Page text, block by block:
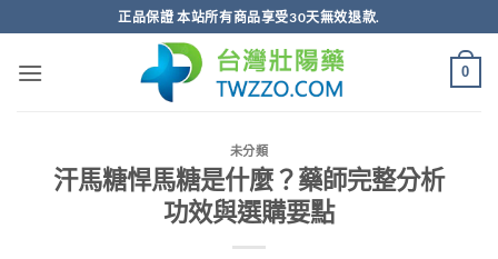
轉
正品保證 本站所有商品享受30天無效退款.
0
未分類
汗馬糖悍馬糖是什麼？藥師完整分析
功效與選購要點